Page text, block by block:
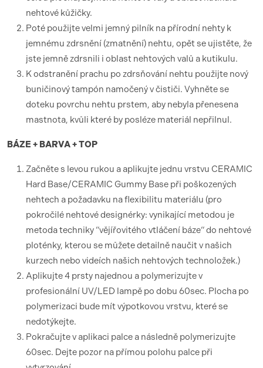
nehtové kůžičky.
Poté použijte velmi jemný pilník na přírodní nehty k
jemnému zdrsnění (zmatnění) nehtu, opět se ujistěte, že
jste jemně zdrsnili i oblast nehtových valů a kutikulu.
K odstranění prachu po zdrsňování nehtu použijte nový
buničinový tampón namočený v čističi. Vyhněte se
doteku povrchu nehtu prstem, aby nebyla přenesena
mastnota, kvůli které by posléze materiál nepřilnul.
BÁZE + BARVA + TOP
Začněte s levou rukou a aplikujte jednu vrstvu CERAMIC
Hard Base/CERAMIC Gummy Base při poškozených
nehtech a požadavku na flexibilitu materiálu (pro
pokročilé nehtové designérky: vynikající metodou je
metoda techniky “vějířovitého vtláčení báze“ do nehtové
ploténky, kterou se můžete detailně naučit v našich
kurzech nebo videích našich nehtových technoložek.)
Aplikujte 4 prsty najednou a polymerizujte v
profesionální UV/LED lampě po dobu 60sec. Plocha po
polymerizaci bude mít výpotkovou vrstvu, které se
nedotýkejte.
Pokračujte v aplikaci palce a následně polymerizujte
60sec. Dejte pozor na přímou polohu palce při